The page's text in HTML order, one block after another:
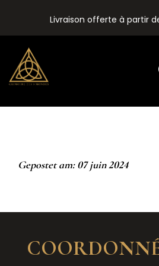
Livraison offerte à partir
Gepostet am: 07 juin 2024